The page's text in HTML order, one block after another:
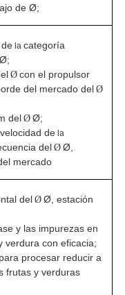
de Ø;
lacategoría
Ø;
Ø con el propulsor
del mercado del Ø
del Ø Ø;
velocidad de la
del Ø Ø,
mercado
del Ø Ø, estación
y las impurezas en
verdura con eficacia;
procesar reducir a
frutas y verduras